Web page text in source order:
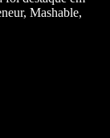
Mashable,